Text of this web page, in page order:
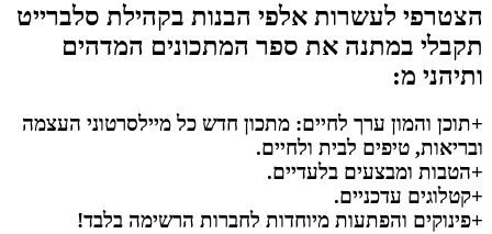
הצטרפי לעשרות אלפי הבנות בקהילת סלברייט
תקבלי במתנה את ספר המתכונים המדהים
ותיהני מ:
+תוכן והמון ערך לחיים: מתכון חדש כל מיילסרטוני העצמה
ובריאות, טיפים לבית ולחיים.
+הטבות ומבצעים בלעדיים.
+קטלוגים עדכניים.
+פינוקים והפתעות מיוחדות לחברות הרשימה בלבד!